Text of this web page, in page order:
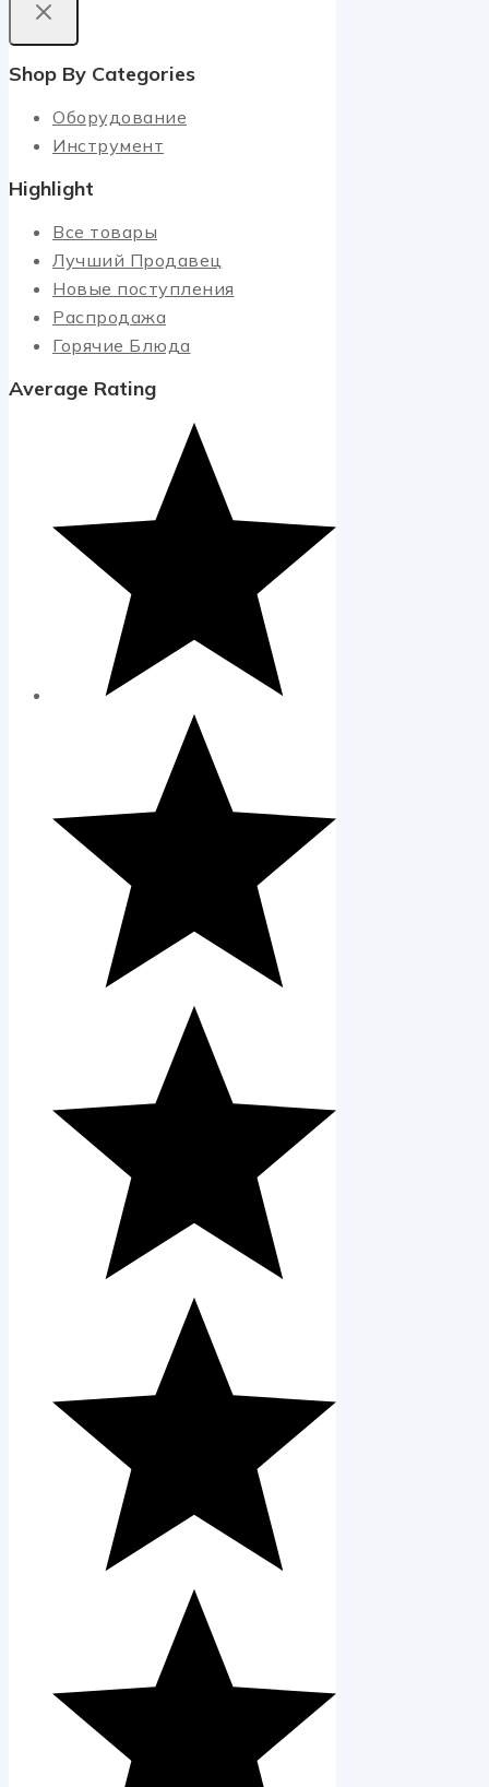
Shop By Categories
Оборудование
Инструмент
Highlight
Все товары
Лучший Продавец
Новые поступления
Распродажа
Горячие Блюда
Average Rating